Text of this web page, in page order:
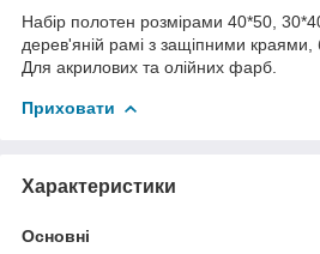
Набір полотен розмірами 40*50,
дерев'яній рамі з защіпними краями,
Для акрилових та олійних фарб.
Приховати
Характеристики
Основні